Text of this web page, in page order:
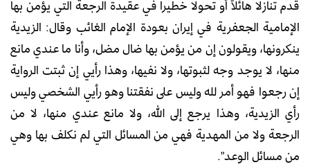
قدم تنازلا هائلاً أو تحولا خطيرا في عقيدة الرجعة التي يؤمن بها
الإمامية الجعفرية في إيران بعودة الإمام الغائب وقال: الزيدية
ينكرونها، ويقولون إن من يؤمن بها ضال مضل، وأنا ما عندي مانع
منها، لا يوجد وجه لثبوتها، ولا نفيها، وهذا رأيي إن ثبتت الرواية
إن رجعوا فهو أمر لله وليس على نفقتنا وهو رأيي الشخصي وليس
رأي الزيدية، وهذا يرجع إلى الله، ولا مانع عندي منها، لا من
الرجعة ولا من المهدية فهي من المسائل التي لم نكلف بها وهي
من مسائل الوعد".